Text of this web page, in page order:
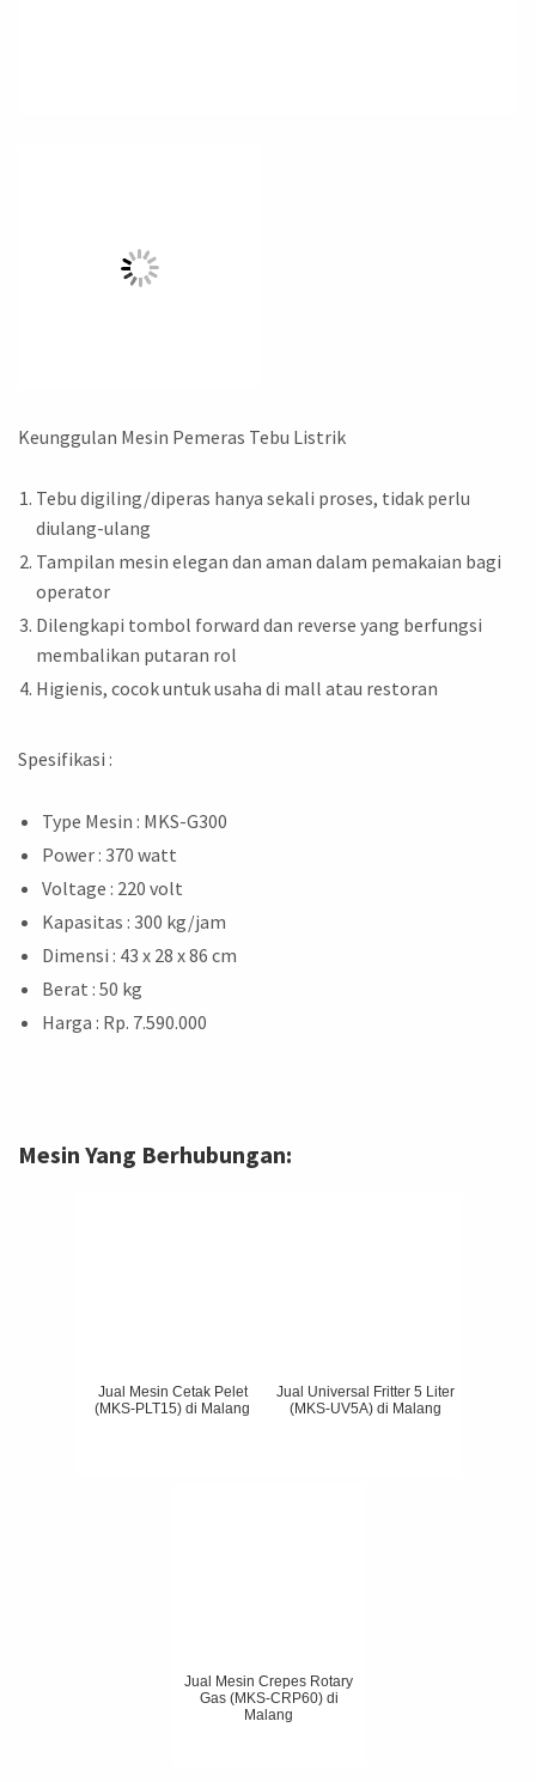
Keunggulan Mesin Pemeras Tebu Listrik
Tebu digiling/diperas hanya sekali proses, tidak perlu
diulang-ulang
Tampilan mesin elegan dan aman dalam pemakaian bagi
operator
Dilengkapi tombol forward dan reverse yang berfungsi
membalikan putaran rol
Higienis, cocok untuk usaha di mall atau restoran
Spesifikasi :
Type Mesin : MKS-G300
Power : 370 watt
Voltage : 220 volt
Kapasitas : 300 kg/jam
Dimensi : 43 x 28 x 86 cm
Berat : 50 kg
Harga : Rp. 7.590.000
Mesin Yang Berhubungan:
Jual Mesin Cetak Pelet
(MKS-PLT15) di Malang
Jual Universal Fritter 5 Liter
(MKS-UV5A) di Malang
Jual Mesin Crepes Rotary
Gas (MKS-CRP60) di
Malang